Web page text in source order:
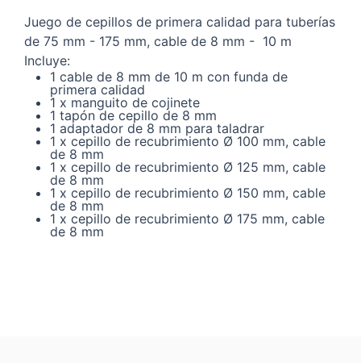
Juego de cepillos de primera calidad para tuberías
de 75 mm - 175 mm, cable de 8 mm - 10 m
Incluye:
1 cable de 8 mm de 10 m con funda de
primera calidad
1 x manguito de cojinete
1 tapón de cepillo de 8 mm
1 adaptador de 8 mm para taladrar
1 x cepillo de recubrimiento Ø 100 mm, cable
de 8 mm
1 x cepillo de recubrimiento Ø 125 mm, cable
de 8 mm
1 x cepillo de recubrimiento Ø 150 mm, cable
de 8 mm
1 x cepillo de recubrimiento Ø 175 mm, cable
de 8 mm